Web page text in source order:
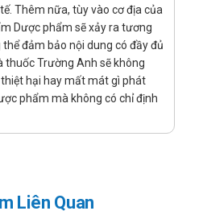
bảo hiệu quả tốt nhất khi sử
dụng ngay khi nhớ ra, không sử
quên.
Powerforte
thành phần của thuốc.
D, mất calci do khối u như di
Thêm nữa, tùy vào cơ địa của
Dược phẩm sẽ xảy ra tương
đảm bảo nội dung có đầy đủ
thuốc Trường Anh sẽ không
hại hay mất mát gì phát
phẩm mà không có chỉ định
Liên Quan